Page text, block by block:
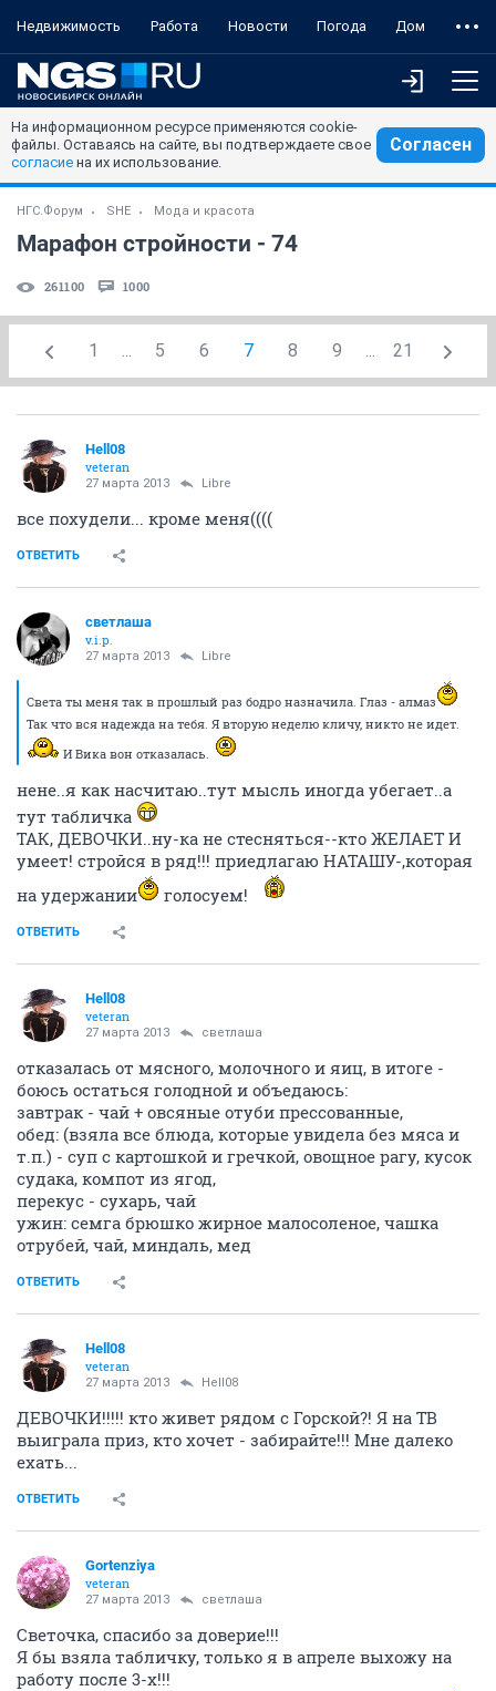
Недвижимость Работа Новости Погода Дом
На информационном ресурсе применяются cookie-
файлы. Оставаясь на сайте, вы подтверждаете свое
согласие на их использование.
Согласен
НГС.Форум SHE Мода и красота
Марафон стройности - 74
261100 1000
1 ... 5 6 7 8 9 ... 21
Hell08
veteran
27 марта 2013 Libre
все похудели... кроме меня((((
ОТВЕТИТЬ
светлаша
v.i.p.
27 марта 2013 Libre
Света ты меня так в прошлый раз бодро назначила. Глаз - алмаз
Так что вся надежда на тебя. Я вторую неделю кличу, никто не идет.
И Вика вон отказалась.
нене..я как насчитаю..тут мысль иногда убегает..а
тут табличка
ТАК, ДЕВОЧКИ..ну-ка не стесняться--кто ЖЕЛАЕТ И
умеет! стройся в ряд!!! приедлагаю НАТАШУ-,которая
на удержании
голосуем!
ОТВЕТИТЬ
Hell08
veteran
27 марта 2013 светлаша
отказалась от мясного, молочного и яиц, в итоге -
боюсь остаться голодной и объедаюсь:
завтрак - чай + овсяные отуби прессованные,
обед: (взяла все блюда, которые увидела без мяса и
т.п.) - суп с картошкой и гречкой, овощное рагу, кусок
судака, компот из ягод,
перекус - сухарь, чай
ужин: семга брюшко жирное малосоленое, чашка
отрубей, чай, миндаль, мед
ОТВЕТИТЬ
Hell08
veteran
27 марта 2013 Hell08
ДЕВОЧКИ!!!!! кто живет рядом с Горской?! Я на ТВ
выиграла приз, кто хочет - забирайте!!! Мне далеко
ехать...
ОТВЕТИТЬ
Gortenziya
veteran
27 марта 2013 светлаша
Светочка, спасибо за доверие!!!
Я бы взяла табличку, только я в апреле выхожу на
работу после 3-х!!!